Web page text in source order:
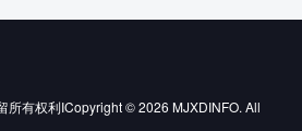
所有权利ICopyright © 2026 MJXDINFO. All